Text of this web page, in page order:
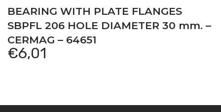
BEARING WITH PLATE FLANGES
SBPFL 206 HOLE DIAMETER 30 mm. –
CERMAG – 64651
€6,01